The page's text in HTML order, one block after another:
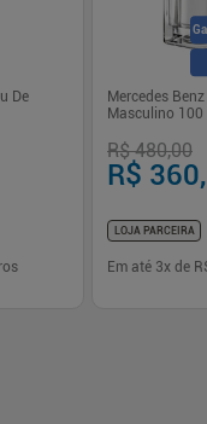
De
Mercedes
Masculino 100
R$ 480,00
R$
LOJA PARCEIRA
Em até 3x de